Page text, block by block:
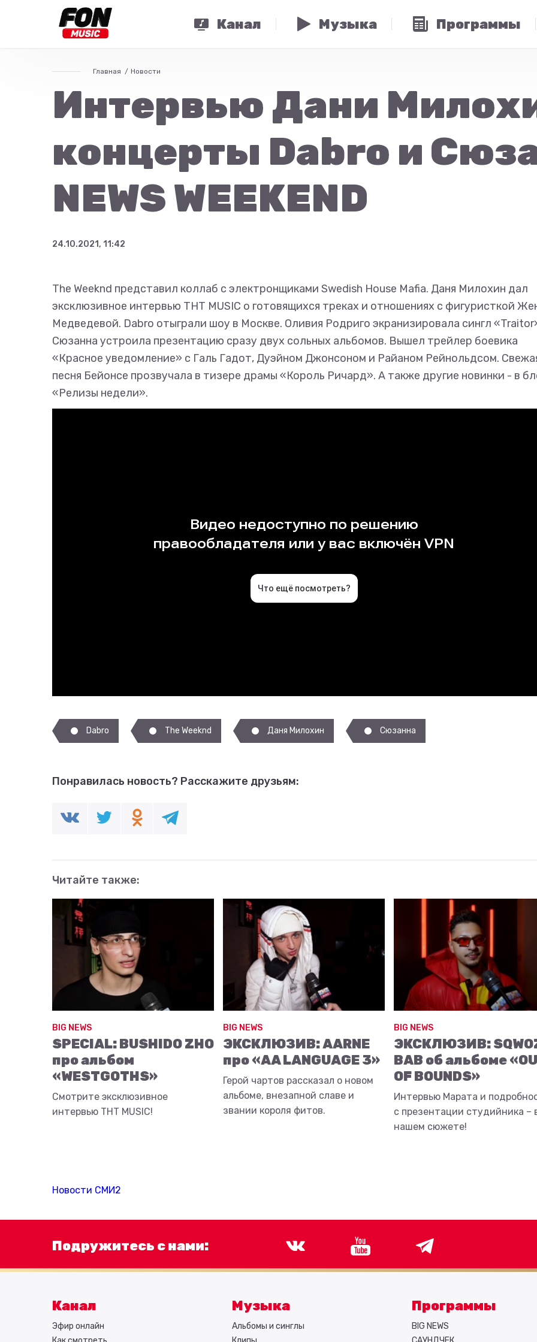
Канал Музыка Программы
Главная Новости
Интервью Дани
концерты Dabro и
NEWS WEEKEND
24.10.2021, 11:42
The Weeknd представил коллаб с электронщиками Swedish House Mafia. Даня Милохин дал
эксклюзивное интервью ТНТ MUSIC о готовящихся треках и отношениях с фигуристкой
Медведевой. Dabro отыграли шоу в Москве. Оливия Родриго экранизировала сингл
Сюзанна устроила презентацию сразу двух сольных альбомов. Вышел трейлер боевика
«Красное уведомление» с Галь Гадот, Дуэйном Джонсоном и Райаном Рейнольдсом.
песня Бейонсе прозвучала в тизере драмы «Король Ричард». А также другие новинки - в
«Релизы недели».
Dabro The Weeknd Даня Милохин Сюзанна
Понравилась новость? Расскажите друзьям:
Читайте также:
BIG NEWS
SPECIAL: BUSHIDO ZHO
про альбом
«WESTGOTHS»
Смотрите эксклюзивное
интервью ТНТ MUSIC!
BIG NEWS
ЭКСКЛЮЗИВ: AARNE
про «AA LANGUAGE 3»
Герой чартов рассказал о новом
альбоме, внезапной славе и
звании короля фитов.
BIG NEWS
ЭКСКЛЮЗИВ:
BAB об альбоме
OF BOUNDS»
Интервью Марата и
с презентации студийника –
нашем сюжете!
Новости СМИ2
Подружитесь с нами:
Канал
Эфир онлайн
Музыка
Альбомы и синглы
Программы
BIG NEWS